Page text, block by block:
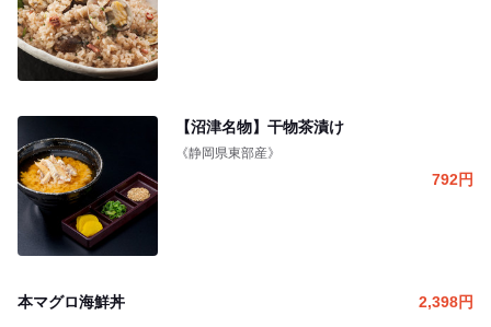
【沼津名物】干物茶漬け
《静岡県東部産》
792円
本マグロ海鮮丼 2,398円